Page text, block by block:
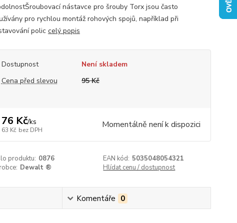
nástavce pro šrouby Torx jsou často
pro rychlou montáž rohových spojů, například při
polic celý popis
Dostupnost
Není skladem
Cena před slevou
95 Kč
76 Kč/ks
63 Kč bez DPH Momentálně není k dispozici
produktu: 0876 EAN kód: 5035048054321
Dewalt ® Hlídat cenu / dostupnost
Komentáře 0